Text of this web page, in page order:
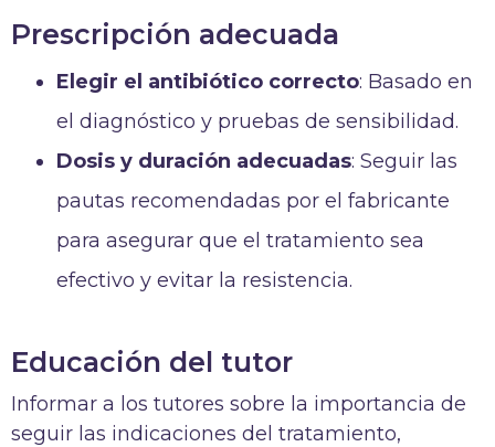
Prescripción adecuada
Elegir el antibiótico correcto: Basado en
el diagnóstico y pruebas de sensibilidad.
Dosis y duración adecuadas: Seguir las
pautas recomendadas por el fabricante
para asegurar que el tratamiento sea
efectivo y evitar la resistencia.
Educación del tutor
Informar a los tutores sobre la importancia de
seguir las indicaciones del tratamiento,